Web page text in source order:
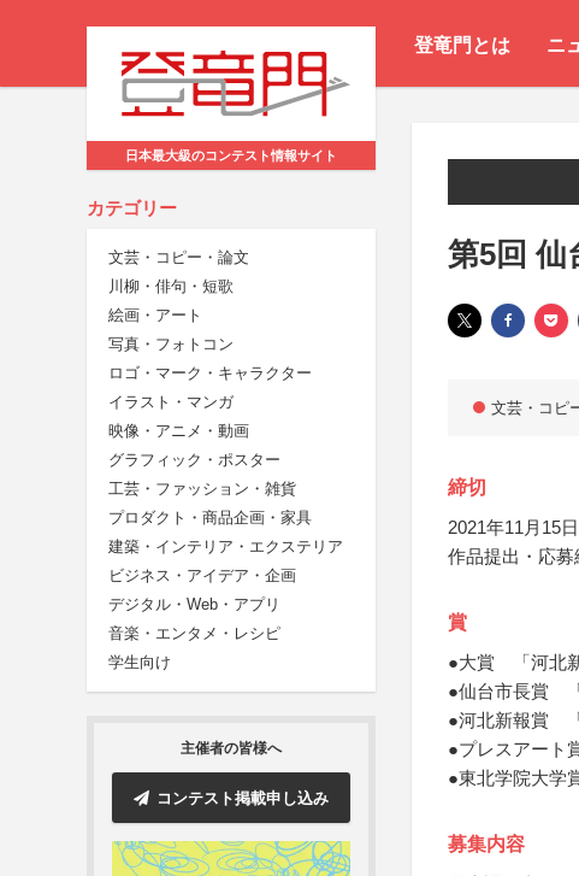
登竜門とは ニ
日本最大級のコンテスト情報サイト
カテゴリー
文芸・コピー・論文
川柳・俳句・短歌
絵画・アート
写真・フォトコン
ロゴ・マーク・キャラクター
イラスト・マンガ
映像・アニメ・動画
グラフィック・ポスター
工芸・ファッション・雑貨
プロダクト・商品企画・家具
建築・インテリア・エクステリア
ビジネス・アイデア・企画
デジタル・Web・アプリ
音楽・エンタメ・レシピ
学生向け
主催者の皆様へ
コンテスト掲載申し込み
第5回 仙
文芸・コピ
締切
2021年11月15
作品提出・応
賞
●大賞 「河北
●仙台市長賞
●河北新報賞
●プレスアート
●東北学院大学
募集内容